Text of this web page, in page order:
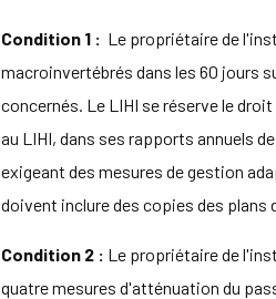
Condition 1 : Le propriétaire de
macroinvertébrés dans les 60 jours
concernés. Le LIHI se réserve le
au LIHI, dans ses rapports annuels
exigeant des mesures de gestion
doivent inclure des copies des
Condition 2 : Le propriétaire de
quatre mesures d'atténuation du